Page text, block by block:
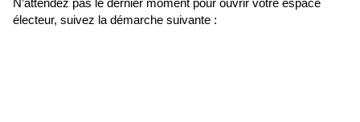
N’attendez pas le dernier moment pour ouvrir votre espace
électeur, suivez la démarche suivante :